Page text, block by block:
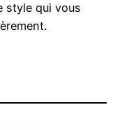
style qui vous